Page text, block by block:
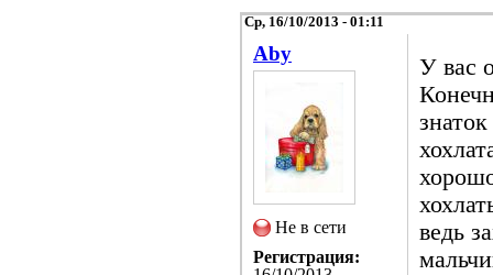
Ср, 16/10/2013 - 01:11
Aby
Не в сети
Регистрация:
У вас
ведь